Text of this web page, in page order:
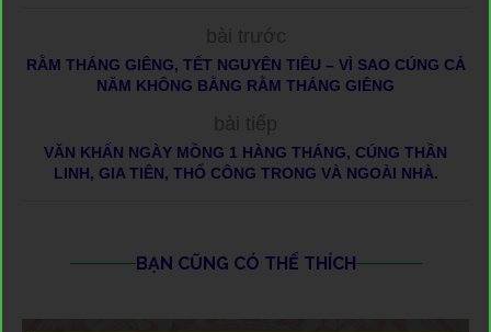
bài trước
RẰM THÁNG GIÊNG, TẾT NGUYÊN TIÊU – VÌ SAO CÚNG CẢ
NĂM KHÔNG BẰNG RẰM THÁNG GIÊNG
bài tiếp
VĂN KHẤN NGÀY MỒNG 1 HÀNG THÁNG, CÚNG THẦN
LINH, GIA TIÊN, THỔ CÔNG TRONG VÀ NGOÀI NHÀ.
BẠN CŨNG CÓ THỂ THÍCH